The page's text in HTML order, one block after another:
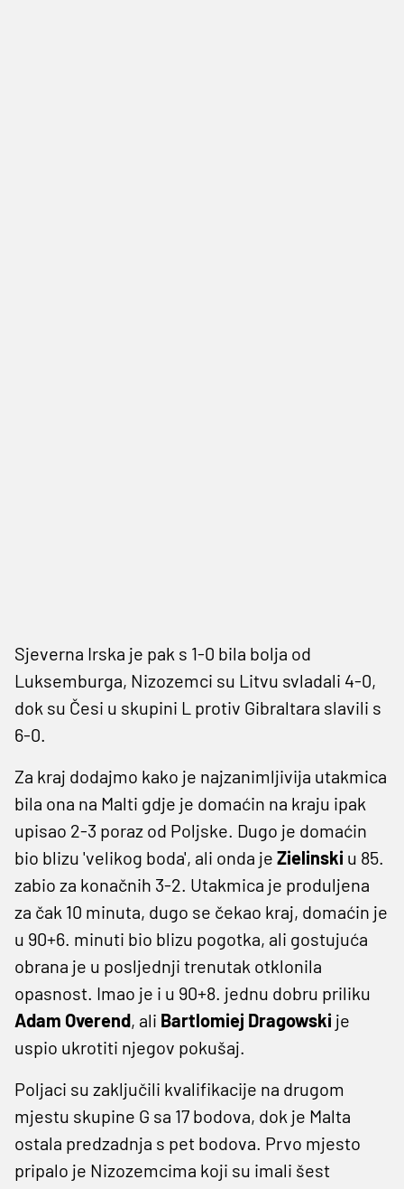
Sjeverna Irska je pak s 1-0 bila bolja od
Luksemburga, Nizozemci su Litvu svladali 4-0,
dok su Česi u skupini L protiv Gibraltara slavili s
6-0.
Za kraj dodajmo kako je najzanimljivija utakmica
bila ona na Malti gdje je domaćin na kraju ipak
upisao 2-3 poraz od Poljske. Dugo je domaćin
bio blizu 'velikog boda', ali onda je Zielinski u 85.
zabio za konačnih 3-2. Utakmica je produljena
za čak 10 minuta, dugo se čekao kraj, domaćin je
u 90+6. minuti bio blizu pogotka, ali gostujuća
obrana je u posljednji trenutak otklonila
opasnost. Imao je i u 90+8. jednu dobru priliku
Adam Overend, ali Bartlomiej Dragowski je
uspio ukrotiti njegov pokušaj.
Poljaci su zaključili kvalifikacije na drugom
mjestu skupine G sa 17 bodova, dok je Malta
ostala predzadnja s pet bodova. Prvo mjesto
pripalo je Nizozemcima koji su imali šest